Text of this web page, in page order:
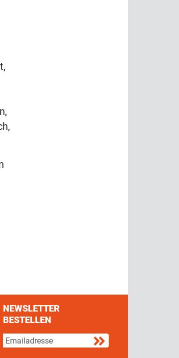
Twitter
NEWSLETTER
BESTELLEN